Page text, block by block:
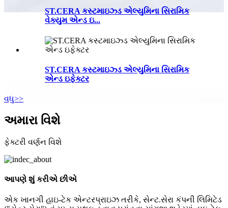
ST.CERA કસ્ટમાઇઝ્ડ એલ્યુમિના સિરામિક
વેક્યુમ એન્ડ ઇ...
ST.CERA કસ્ટમાઇઝ્ડ એલ્યુમિના સિરામિક
એન્ડ ઇફેક્ટર
વધુ>>
અમારા વિશે
ફેક્ટરી વર્ણન વિશે
આપણે શું કરીએ છીએ
એક ખાનગી હાઇ-ટેક એન્ટરપ્રાઇઝ તરીકે, સેન્ટ.સેરા કંપની લિમિટેડ